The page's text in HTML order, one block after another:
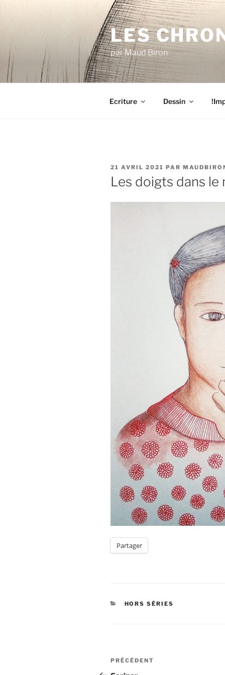
principal
LES
par Maud Biron
Ecriture Dessin
PUBLIÉ
LE
21 AVRIL 2021 PAR
Les doigts dans le
Partager
CATÉGORIES
HORS SÉRIES
Navigation
Article
PRÉCÉDENT